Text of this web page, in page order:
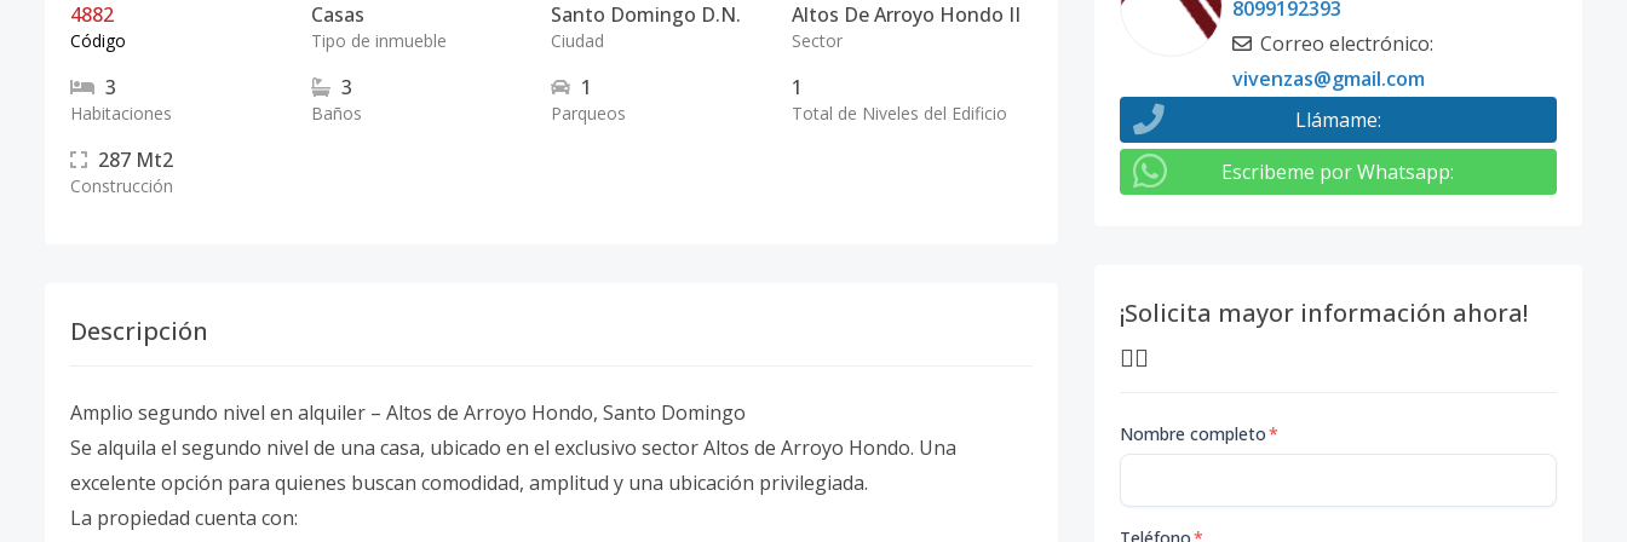
4882
Código
Casas
Tipo de inmueble
Santo Domingo D.N.
Ciudad
Altos De Arroyo Hondo II
Sector
3
Habitaciones
3
Baños
1
Parqueos
1
Total de Niveles del Edificio
287 Mt2
Construcción
Descripción
Amplio segundo nivel en alquiler – Altos de Arroyo Hondo, Santo Domingo
Se alquila el segundo nivel de una casa, ubicado en el exclusivo sector Altos de Arroyo Hondo. Una
excelente opción para quienes buscan comodidad, amplitud y una ubicación privilegiada.
La propiedad cuenta con:
8099192393
Correo electrónico:
vivenzas@gmail.com
Llámame:
Escribeme por Whatsapp:
¡Solicita mayor información ahora!
👇🏽
Nombre completo*